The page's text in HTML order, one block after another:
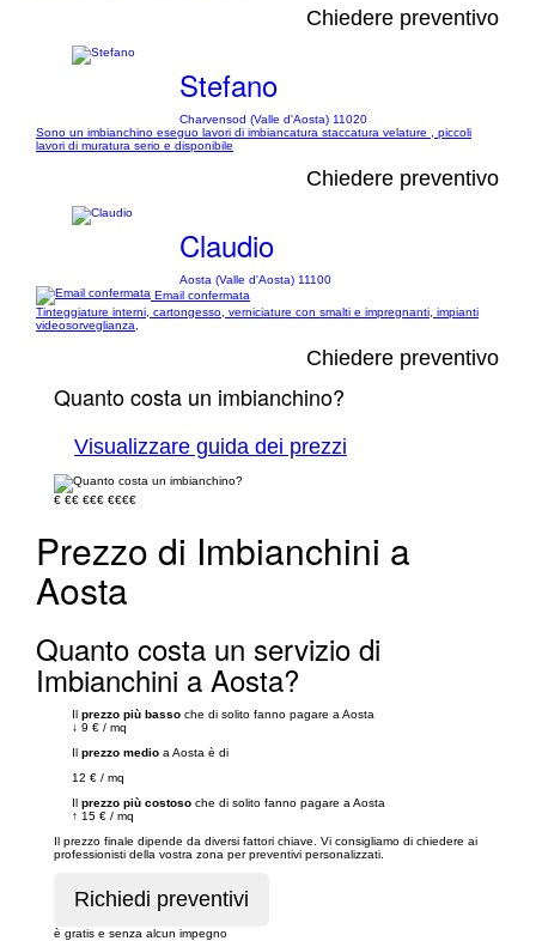
Chiedere preventivo
Stefano
Charvensod (Valle d'Aosta) 11020
Sono un imbianchino eseguo lavori di imbiancatura staccatura velature , piccoli
lavori di muratura serio e disponibile
Chiedere preventivo
Claudio
Aosta (Valle d'Aosta) 11100
Email confermata
Tinteggiature interni, cartongesso, verniciature con smalti e impregnanti, impianti
videosorveglianza,
Chiedere preventivo
Quanto costa un imbianchino?
Visualizzare guida dei prezzi
€ €€ €€€ €€€€
Prezzo di Imbianchini a
Aosta
Quanto costa un servizio di
Imbianchini a Aosta?
Il prezzo più basso che di solito fanno pagare a Aosta
↓ 9 € / mq
Il prezzo medio a Aosta è di
12 € / mq
Il prezzo più costoso che di solito fanno pagare a Aosta
↑ 15 € / mq
Il prezzo finale dipende da diversi fattori chiave. Vi consigliamo di chiedere ai
professionisti della vostra zona per preventivi personalizzati.
è gratis e senza alcun impegno